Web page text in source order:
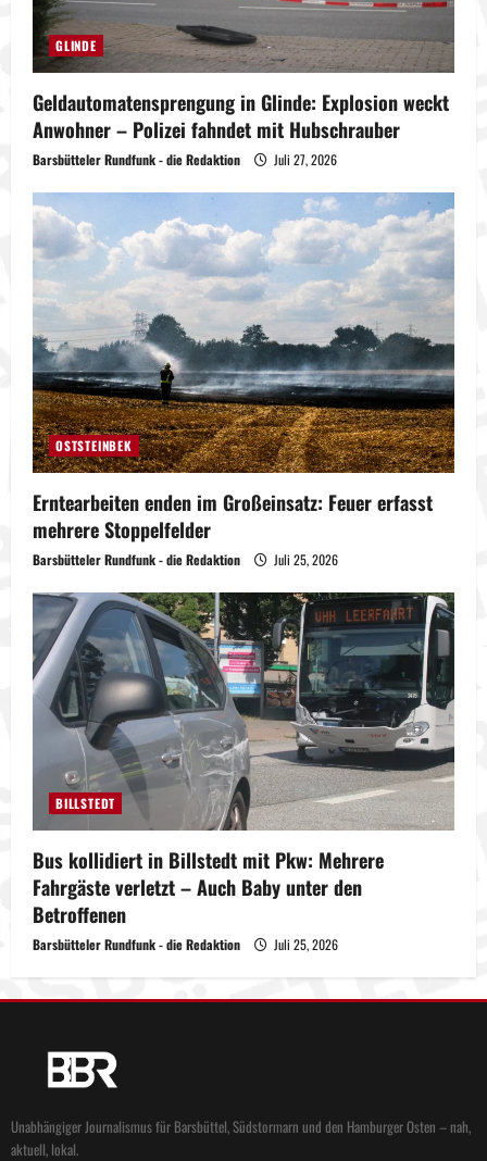
GLINDE
Geldautomatensprengung in Glinde: Explosion weckt
Anwohner – Polizei fahndet mit Hubschrauber
Barsbütteler Rundfunk - die Redaktion Juli 27, 2026
OSTSTEINBEK
Erntearbeiten enden im Großeinsatz: Feuer erfasst
mehrere Stoppelfelder
Barsbütteler Rundfunk - die Redaktion Juli 25, 2026
BILLSTEDT
Bus kollidiert in Billstedt mit Pkw: Mehrere
Fahrgäste verletzt – Auch Baby unter den
Betroffenen
Barsbütteler Rundfunk - die Redaktion Juli 25, 2026
Unabhängiger Journalismus für Barsbüttel, Südstormarn und den Hamburger Osten – nah,
aktuell, lokal.